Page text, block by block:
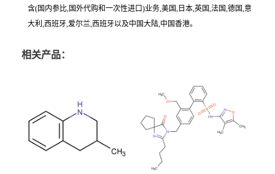
含(国内参比,国外代购和一次性进口)业务,美国,日本,英国,法国,德国,意
大利,西班牙,爱尔兰,西班牙以及中国大陆,中国香港。
相关产品：